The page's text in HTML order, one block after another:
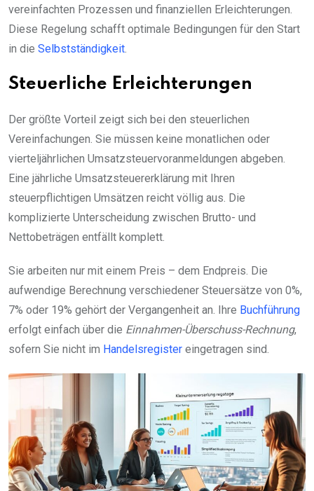
vereinfachten Prozessen und finanziellen Erleichterungen.
Diese Regelung schafft optimale Bedingungen für den Start
in die Selbstständigkeit.
Steuerliche Erleichterungen
Der größte Vorteil zeigt sich bei den steuerlichen
Vereinfachungen. Sie müssen keine monatlichen oder
vierteljährlichen Umsatzsteuervoranmeldungen abgeben.
Eine jährliche Umsatzsteuererklärung mit Ihren
steuerpflichtigen Umsätzen reicht völlig aus. Die
komplizierte Unterscheidung zwischen Brutto- und
Nettobeträgen entfällt komplett.
Sie arbeiten nur mit einem Preis – dem Endpreis. Die
aufwendige Berechnung verschiedener Steuersätze von 0%,
7% oder 19% gehört der Vergangenheit an. Ihre Buchführung
erfolgt einfach über die Einnahmen-Überschuss-Rechnung,
sofern Sie nicht im Handelsregister eingetragen sind.